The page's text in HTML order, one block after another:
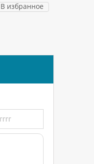
В избранное